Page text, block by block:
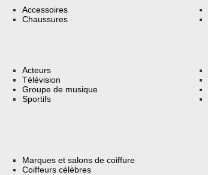
Accessoires
Chaussures
Acteurs
Télévision
Groupe de musique
Sportifs
Marques et salons de coiffure
Coiffeurs célèbres